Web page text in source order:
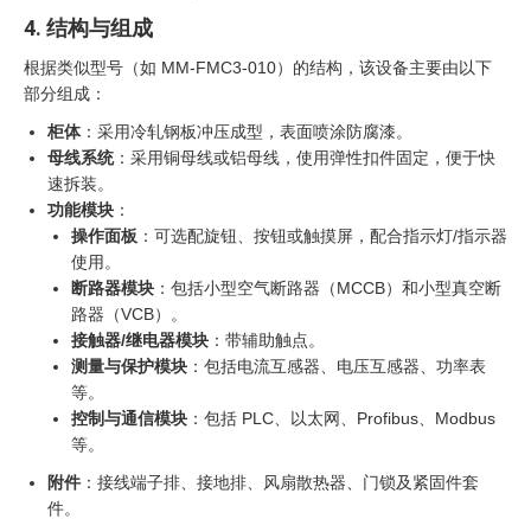
4. 结构与组成
根据类似型号（如 MM-FMC3-010）的结构，该设备主要由以下
部分组成：
柜体：采用冷轧钢板冲压成型，表面喷涂防腐漆。
母线系统：采用铜母线或铝母线，使用弹性扣件固定，便于快
速拆装。
功能模块 ：
操作面板 ：可选配旋钮、按钮或触摸屏，配合指示灯/指示器
使用。
断路器模块 ：包括小型空气断路器（MCCB）和小型真空断
路器（VCB）。
接触器/继电器模块 ：带辅助触点。
测量与保护模块 ：包括电流互感器、电压互感器、功率表
等。
控制与通信模块 ：包括 PLC、以太网、Profibus、Modbus
等。
附件 ：接线端子排、接地排、风扇散热器、门锁及紧固件套
件。